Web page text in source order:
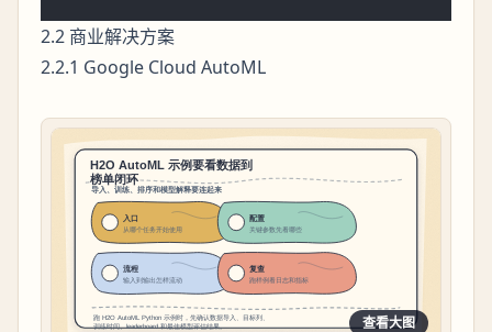
2.2 商业解决方案
2.2.1 Google Cloud AutoML
查看大图